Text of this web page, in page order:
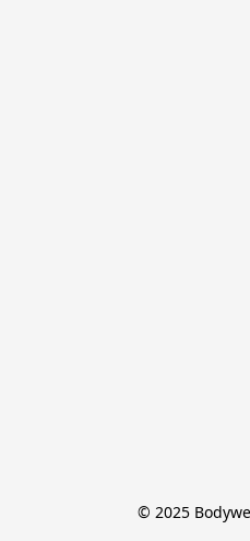
© 2025